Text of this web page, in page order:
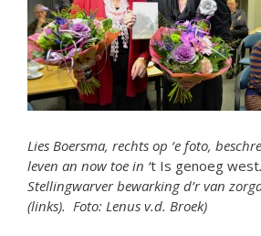
Lies Boersma, rechts op ‘e foto,
leven an now toe in ‘t Is genoeg west
Stellingwarver bewarking d’r van
(links). Foto: Lenus v.d. Broek)